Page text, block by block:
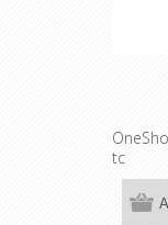
tc